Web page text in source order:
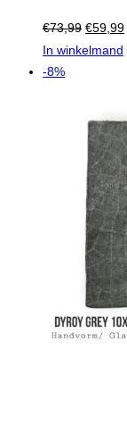
€73,99 €59,99
In winkelmand
-8%